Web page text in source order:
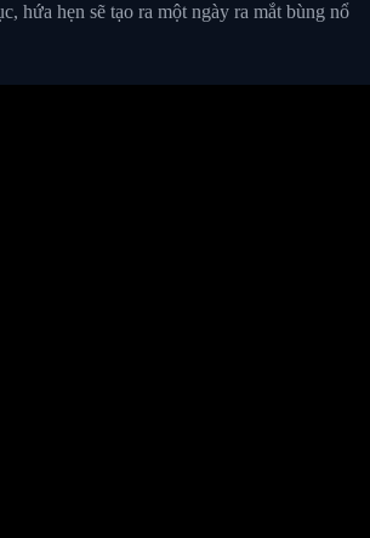
hứa hẹn sẽ tạo ra một ngày ra mắt bùng nổ